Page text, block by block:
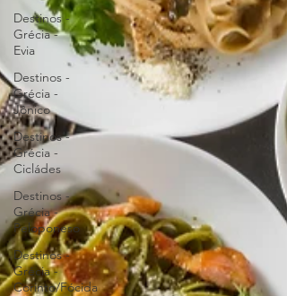
Destinos -
Grécia -
Evia
Destinos -
Grécia -
Jônico
Destinos -
Grécia -
Cicládes
Destinos -
Grécia -
Peloponeso
Destinos -
Grécia -
Corinto/Fócida